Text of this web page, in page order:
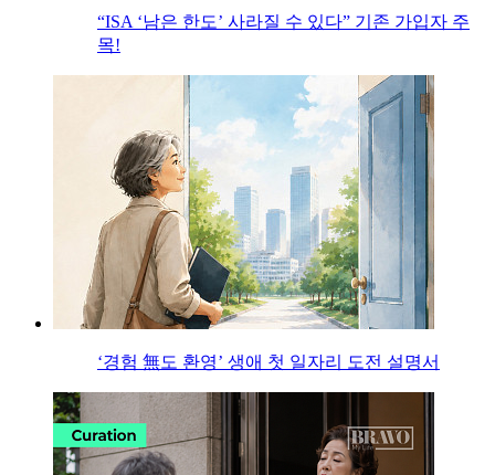
“ISA ‘남은 한도’ 사라질 수 있다” 기존 가입자 주
목!
‘경험 無도 환영’ 생애 첫 일자리 도전 설명서